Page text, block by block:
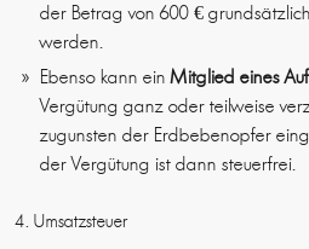
der Betrag von 600 €
werden.
Ebenso kann einMitglied eines
Vergütung ganz oder teilweise
zugunsten der Erdbebenopfer
der Vergütung ist dann steuerfrei.
4. Umsatzsteuer